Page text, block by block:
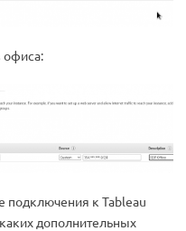
офиса:
подключения к Tableau
дополнительных